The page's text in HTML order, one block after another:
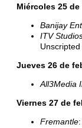
Miércoles 25 de
Banijay
ITV
Jueves 26 de
All3Media
Viernes 27 de
Fremantle